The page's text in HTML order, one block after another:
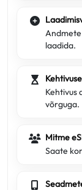
Andmete
laadida.
Kehtivus
võrguga.
Mitme
Saate